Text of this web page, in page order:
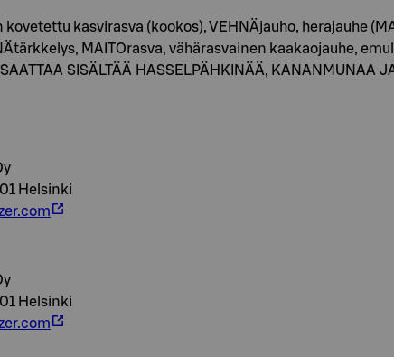
kasvirasva (kookos), VEHNÄjauho, herajauhe
MAITOrasva, vähärasvainen kaakaojauhe,
SISÄLTÄÄ HASSELPÄHKINÄÄ, KANANMUNAA
Helsinki
Helsinki